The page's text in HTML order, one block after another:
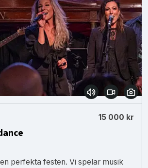
15 000 kr
perfekta festen. Vi spelar musik